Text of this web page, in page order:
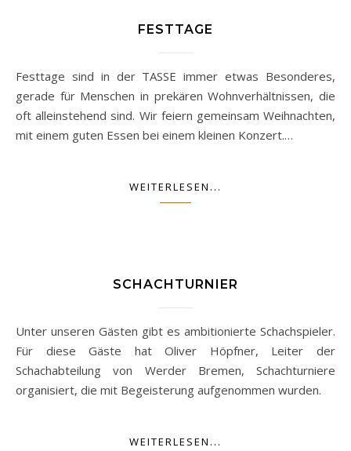
FESTTAGE
Festtage sind in der TASSE immer etwas Besonderes,
gerade für Menschen in prekären Wohnverhältnissen, die
oft alleinstehend sind. Wir feiern gemeinsam Weihnachten,
mit einem guten Essen bei einem kleinen Konzert.…
WEITERLESEN...
SCHACHTURNIER
Unter unseren Gästen gibt es ambitionierte Schachspieler.
Für diese Gäste hat Oliver Höpfner, Leiter der
Schachabteilung von Werder Bremen, Schachturniere
organisiert, die mit Begeisterung aufgenommen wurden.
WEITERLESEN...